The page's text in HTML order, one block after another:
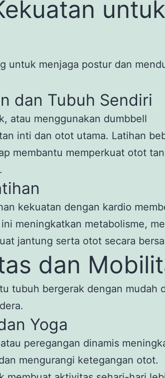
untuk
untuk menjaga postur dan
dan Tubuh Sendiri
atau menggunakan dumbbell
inti dan otot utama. Latihan
membantu memperkuat otot
kekuatan dengan kardio
meningkatkan metabolisme,
jantung serta otot secara
dan
tubuh bergerak dengan mudah
Yoga
peregangan dinamis
mengurangi ketegangan otot.